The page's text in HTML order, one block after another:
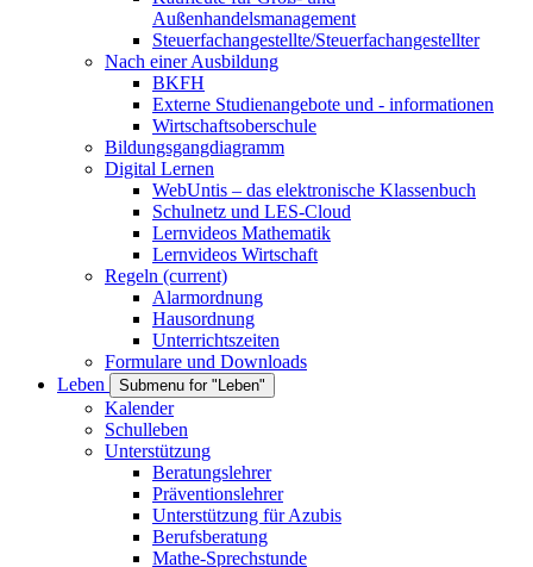
Außenhandelsmanagement
Steuerfachangestellte/Steuerfachangestellter
Nach einer Ausbildung
BKFH
Externe Studienangebote und - informationen
Wirtschaftsoberschule
Bildungsgangdiagramm
Digital Lernen
WebUntis – das elektronische Klassenbuch
Schulnetz und LES-Cloud
Lernvideos Mathematik
Lernvideos Wirtschaft
Regeln (current)
Alarmordnung
Hausordnung
Unterrichtszeiten
Formulare und Downloads
Leben
Submenu for "Leben"
Kalender
Schulleben
Unterstützung
Beratungslehrer
Präventionslehrer
Unterstützung für Azubis
Berufsberatung
Mathe-Sprechstunde